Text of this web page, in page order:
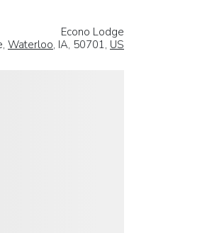
Econo Lodge
Waterloo, IA, 50701, US